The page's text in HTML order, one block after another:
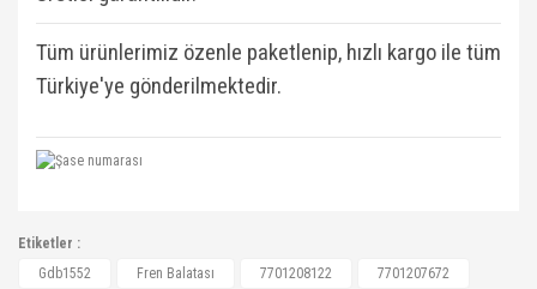
Tüm ürünlerimiz özenle paketlenip, hızlı kargo ile tüm
Türkiye'ye gönderilmektedir.
0204836212, 2406518404, 55150, 55151,
Etiketler :
Gdb1552
Fren Balatası 7701208122 7701207672